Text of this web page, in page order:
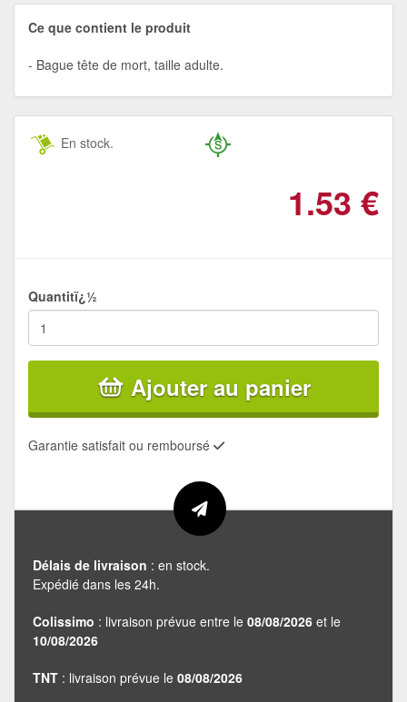
Ce que contient le produit
Bague tête de mort, taille adulte.
En stock.
1.53 €
Quantitï¿½
Ajouter au panier
Garantie satisfait ou remboursé
Délais de livraison : en stock.
Expédié dans les 24h.
Colissimo : livraison prévue entre le 08/08/2026 et le
10/08/2026
TNT : livraison prévue le 08/08/2026